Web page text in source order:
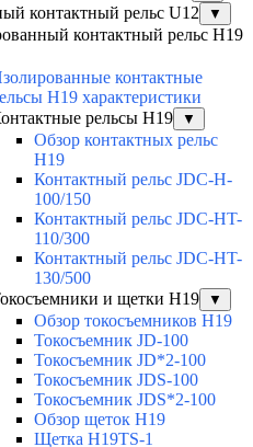
контактный рельс U12 ▼
контактный рельс Н19
контактные
Н19 характеристики
рельсы H19
▼
Обзор контактных рельс
H19
Контактный рельс JDC-H-
100/150
Контактный рельс JDC-HT-
110/300
Контактный рельс JDC-HT-
130/500
и щетки H19
▼
Обзор токосъемников H19
Токосъемник JD-100
Токосъемник JD*2-100
Токосъемник JDS-100
Токосъемник JDS*2-100
Обзор щеток H19
Щетка H19TS-1